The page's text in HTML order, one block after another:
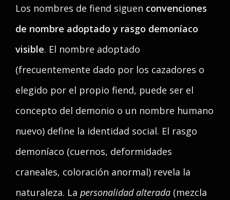
Los nombres de fiend siguen convenciones
de nombre adoptado y rasgo demoníaco
visible. El nombre adoptado
(frecuentemente dado por los cazadores o
elegido por el propio fiend, puede ser el
concepto del demonio o un nombre humano
nuevo) define la identidad social. El rasgo
demoníaco (cuernos, deformidades
craneales, coloración anormal) revela la
naturaleza. La personalidad alterada (mezcla